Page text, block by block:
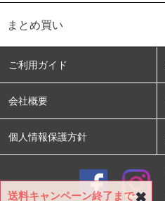
まとめ買い
ご利用ガイド
会社概要
個人情報保護方針
✖
送料キャンペーン終了まで